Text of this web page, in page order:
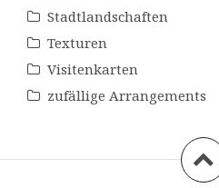
Stadtlandschaften
Texturen
Visitenkarten
zufällige Arrangements